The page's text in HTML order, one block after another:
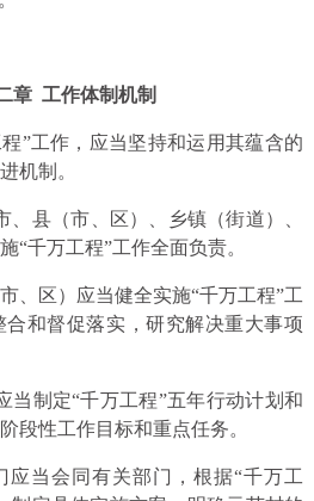
章 工作体制机制
”工作，应当坚持和运用其蕴含的
机制。
、县（市、区）、乡镇（街道）、
“千万工程”工作全面负责。
、区）应当健全实施“千万工程”工
和督促落实，研究解决重大事项
当制定“千万工程”五年行动计划和
段性工作目标和重点任务。
应当会同有关部门，根据“千万工